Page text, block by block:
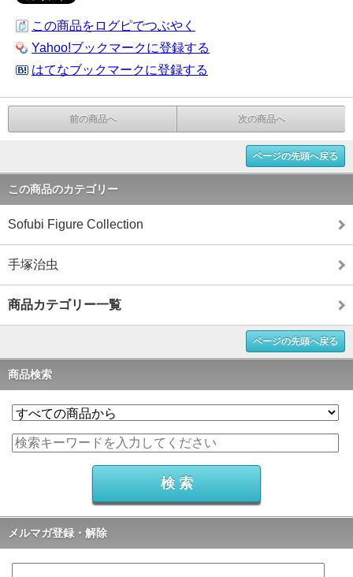
この商品をログピでつぶやく
Yahoo!ブックマークに登録する
はてなブックマークに登録する
前の商品へ 次の商品へ
ページの先頭へ戻る
この商品のカテゴリー
Sofubi Figure Collection
手塚治虫
商品カテゴリー一覧
ページの先頭へ戻る
商品検索
メルマガ登録・解除